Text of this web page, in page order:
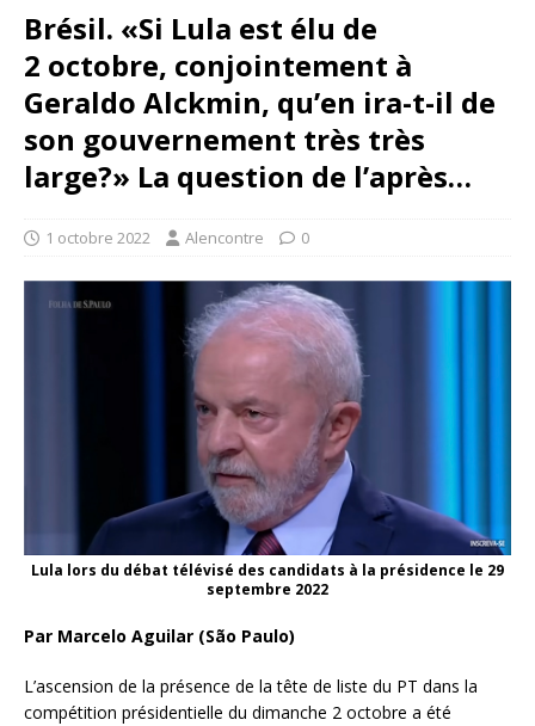
Brésil. «Si Lula est élu de
2 octobre, conjointement à
Geraldo Alckmin, qu’en ira-t-il de
son gouvernement très très
large?» La question de l’après…
1 octobre 2022 Alencontre 0
Lula lors du débat télévisé des candidats à la présidence le 29
septembre 2022
Par Marcelo Aguilar (São Paulo)
L’ascension de la présence de la tête de liste du PT dans la
compétition présidentielle du dimanche 2 octobre a été